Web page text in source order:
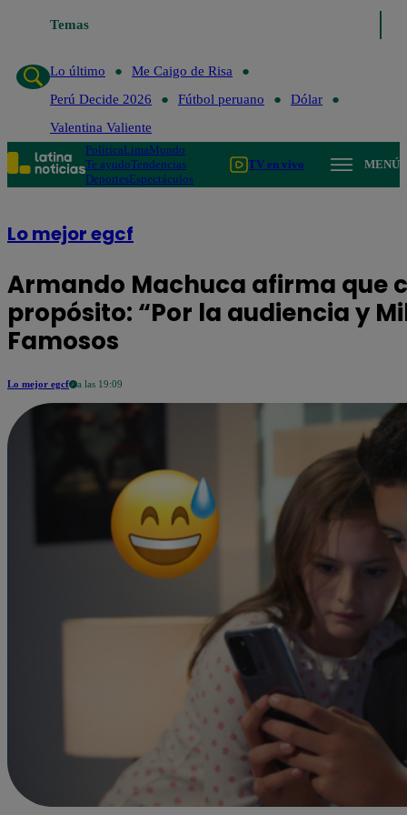
Temas
Lo último
Me Caigo de Risa
Perú Decide 2026
Fútbol peruano
Dólar
Valentina Valiente
PolíticaLimaMundo
Te ayudoTendencias
DeportesEspectáculos
TV en vivo MENÚ
Lo mejor egcf
Armando Machuca afirma que
propósito: “Por la audiencia y
Famosos
Lo mejor egcf a las 19:09